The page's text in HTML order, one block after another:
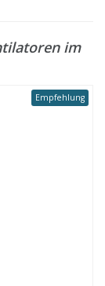
im
Empfehlung